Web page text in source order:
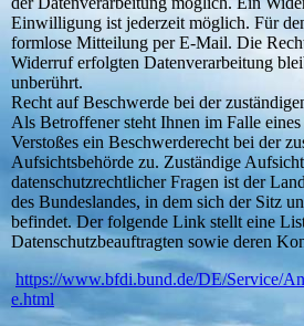
Einwilligung ist jederzeit möglich. Für
formlose Mitteilung per E-Mail. Die
Widerruf erfolgten Datenverarbeitung
unberührt.
Recht auf Beschwerde bei der
Als Betroffener steht Ihnen im Falle
Verstoßes ein Beschwerderecht bei der
Aufsichtsbehörde zu. Zuständige
datenschutzrechtlicher Fragen ist der
des Bundeslandes, in dem sich der Sitz
befindet. Der folgende Link stellt eine
Datenschutzbeauftragten sowie deren
https://www.bfdi.bund.de/DE/Service/
e.html